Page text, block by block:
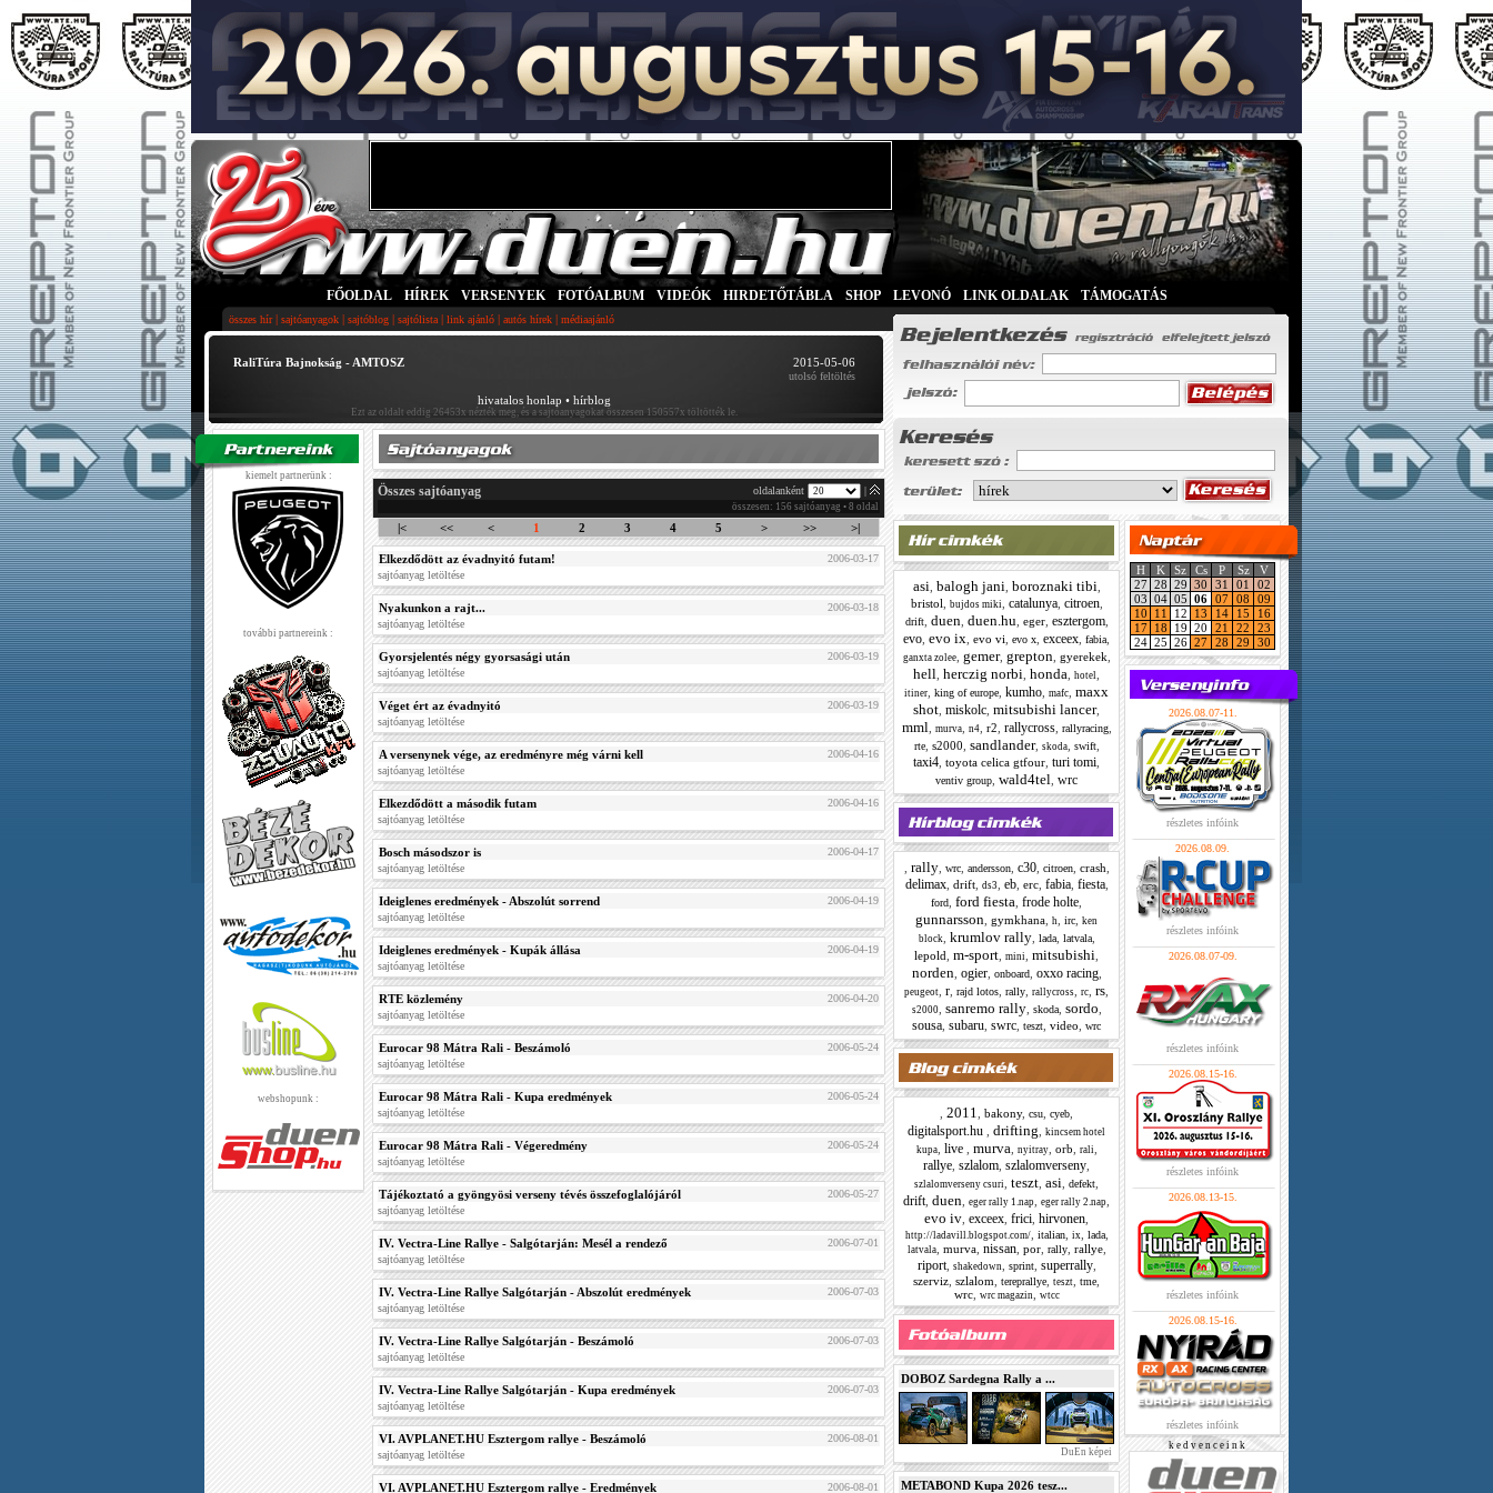
FŐOLDAL HÍREK VERSENYEK FOTÓALBUM VIDEÓK HIRDETŐTÁBLA SHOP LEVONÓ LINK OLDALAK TÁMOGATÁS
összes hír| sajtóanyagok | sajtóblog | sajtólista | link ajánló | autós hírek | médiaajánló
RaliTúra Bajnokság - AMTOSZ 2015-05-06
utolsó feltöltés
hivatalos honlap • hírblog
Ezt az oldalt eddig 26453x nézték meg, és a sajtóanyagokat összesen 150557x töltötték le.
kiemelt partnerünk :
további partnereink :
webshopunk :
Összes sajtóanyag oldalanként |
összesen: 156 sajtóanyag • 8 oldal
|< << < 1 2 3 4 5 > >> >|
Elkezdődött az évadnyitó futam!
2006-03-17
sajtóanyag letöltése
Nyakunkon a rajt...
2006-03-18
sajtóanyag letöltése
Gyorsjelentés négy gyorsasági után
2006-03-19
sajtóanyag letöltése
Véget ért az évadnyitó
2006-03-19
sajtóanyag letöltése
A versenynek vége, az eredményre még várni kell
2006-04-16
sajtóanyag letöltése
Elkezdődött a második futam
2006-04-16
sajtóanyag letöltése
Bosch másodszor is
2006-04-17
sajtóanyag letöltése
Ideiglenes eredmények - Abszolút sorrend
2006-04-19
sajtóanyag letöltése
Ideiglenes eredmények - Kupák állása
2006-04-19
sajtóanyag letöltése
RTE közlemény
2006-04-20
sajtóanyag letöltése
Eurocar 98 Mátra Rali - Beszámoló
2006-05-24
sajtóanyag letöltése
Eurocar 98 Mátra Rali - Kupa eredmények
2006-05-24
sajtóanyag letöltése
Eurocar 98 Mátra Rali - Végeredmény
2006-05-24
sajtóanyag letöltése
Tájékoztató a gyöngyösi verseny tévés összefoglalójáról
2006-05-27
sajtóanyag letöltése
IV. Vectra-Line Rallye - Salgótarján: Mesél a rendező
2006-07-01
sajtóanyag letöltése
IV. Vectra-Line Rallye Salgótarján - Abszolút eredmények
2006-07-03
sajtóanyag letöltése
IV. Vectra-Line Rallye Salgótarján - Beszámoló
2006-07-03
sajtóanyag letöltése
IV. Vectra-Line Rallye Salgótarján - Kupa eredmények
2006-07-03
sajtóanyag letöltése
VI. AVPLANET.HU Esztergom rallye - Beszámoló
2006-08-01
sajtóanyag letöltése
VI. AVPLANET.HU Esztergom rallye - Eredmények 2006-08-01
asi balogh jani boroznaki tibi
bristol
bujdos miki catalunya, citroen,
drift, duen duen.hu eger, esztergom,
evo evo ix evo vi evo x exceex fabia
ganxta zolee, gemer, grepton gyerekek
hell herczig norbi honda hotel
itiner king of europe kumho mafc maxx
shot miskolc mitsubishi lancer,
mml murva, n4, r2 rallycross, rallyracing,
rte, s2000 sandlander, skoda, swift,
taxi4 toyota celica gtfour turi tomi
ventiv group wald4tel wrc
rally, wrc, andersson, c30, citroen, crash
delimax, drift, ds3 eb, erc, fabia, fiesta,
ford ford fiesta frode holte
gunnarsson gymkhana h irc ken
block
krumlov rally, lada, latvala,
lepold m-sport mini mitsubishi
norden ogier, onboard, oxxo racing,
peugeot r rajd lotos rally rallycross rc rs
s2000, sanremo rally, skoda, sordo
sousa subaru swrc teszt video wrc
2011 bakony, csu cyeb
digitalsport.hu drifting
kincsem hotel
kupa, live murva nyitray, orb rali
rallye szlalom szlalomverseny
szlalomverseny csuri teszt asi defekt
drift duen eger rally 1.nap eger rally 2.nap
evo iv exceex frici hirvonen
http://ladavill.blogspot.com/, italian, ix lada,
latvala, murva, nissan, por, rally, rallye,
riport, shakedown sprint, superrally,
szerviz szlalom tereprallye teszt tme
wrc, wrc magazin wtcc
DOBOZ Sardegna Rally a ...
DuEn képei
METABOND Kupa 2026 tesz...
H K Sz Cs P Sz
V
27 28 29 30 31 01
02
03 04 05 06 07 08
09
10
11 12 13 14 15
16
17
18 19 20 21 22
23
24 25 26 27 28 29 30
2026.08.07-11.
részletes infóink
2026.08.09.
részletes infóink
2026.08.07-09.
részletes infóink
2026.08.15-16.
részletes infóink
2026.08.13-15.
részletes infóink
2026.08.15-16.
részletes infóink
k e d v e n c e i n k